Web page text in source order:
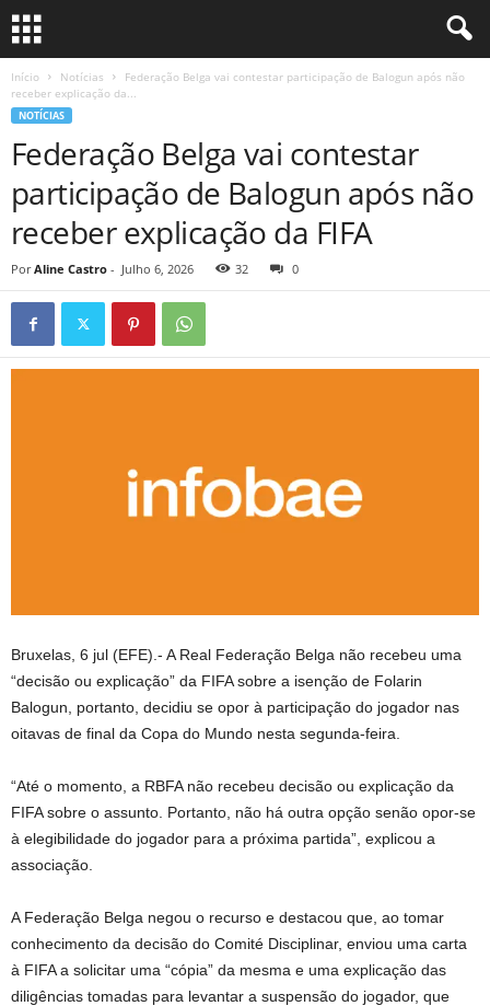
Início Notícias
Federação Belga vai contestar participação de Balogun após não
receber explicação da...
NOTÍCIAS
Federação Belga vai contestar
participação de Balogun após não
receber explicação da FIFA
Por Aline Castro - Julho 6, 2026 32 0
Bruxelas, 6 jul (EFE).- A Real Federação Belga não recebeu uma
“decisão ou explicação” da FIFA sobre a isenção de Folarin
Balogun, portanto, decidiu se opor à participação do jogador nas
oitavas de final da Copa do Mundo nesta segunda-feira.
“Até o momento, a RBFA não recebeu decisão ou explicação da
FIFA sobre o assunto. Portanto, não há outra opção senão opor-se
à elegibilidade do jogador para a próxima partida”, explicou a
associação.
A Federação Belga negou o recurso e destacou que, ao tomar
conhecimento da decisão do Comité Disciplinar, enviou uma carta
à FIFA a solicitar uma “cópia” da mesma e uma explicação das
diligências tomadas para levantar a suspensão do jogador, que